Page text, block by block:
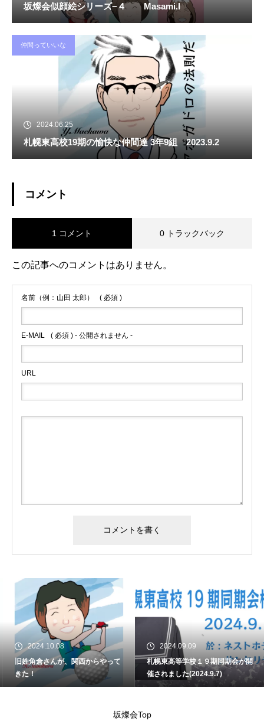
坂燦会似顔絵シリーズ−４ Masami.I
仲間っていいな
2024.06.25
札幌東高校19期の愉快な仲間達 3年9組 2023.9.2
コメント
1 コメント 0 トラックバック
この記事へのコメントはありません。
名前（例：山田 太郎） ( 必須 )
E-MAIL ( 必須 ) - 公開されません -
URL
2024.10.08
旧姓角倉さんが、関西からやって
きた！
2024.09.09
札幌東高等学校１９期同期会が開
催されました(2024.9.7)
坂燦会Top